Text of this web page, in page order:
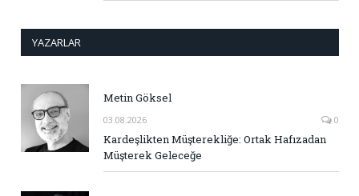
YAZARLAR
Metin Göksel
03.08.2026 0
Kardeşlikten Müşterekliğe: Ortak Hafızadan
Müşterek Geleceğe